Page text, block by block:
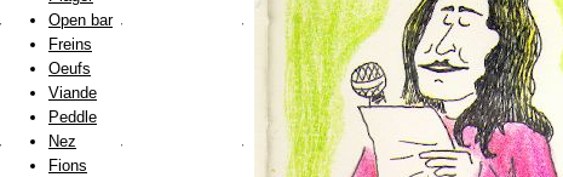
Open bar
Freins
Oeufs
Viande
Peddle
Nez
Fions